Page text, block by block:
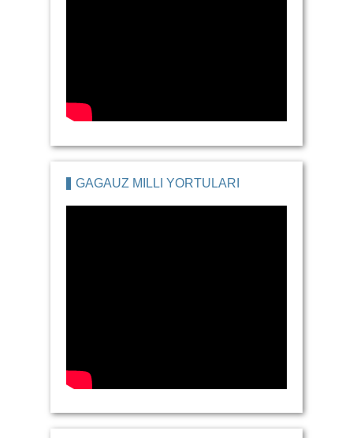
GAGAUZ MILLI YORTULARI